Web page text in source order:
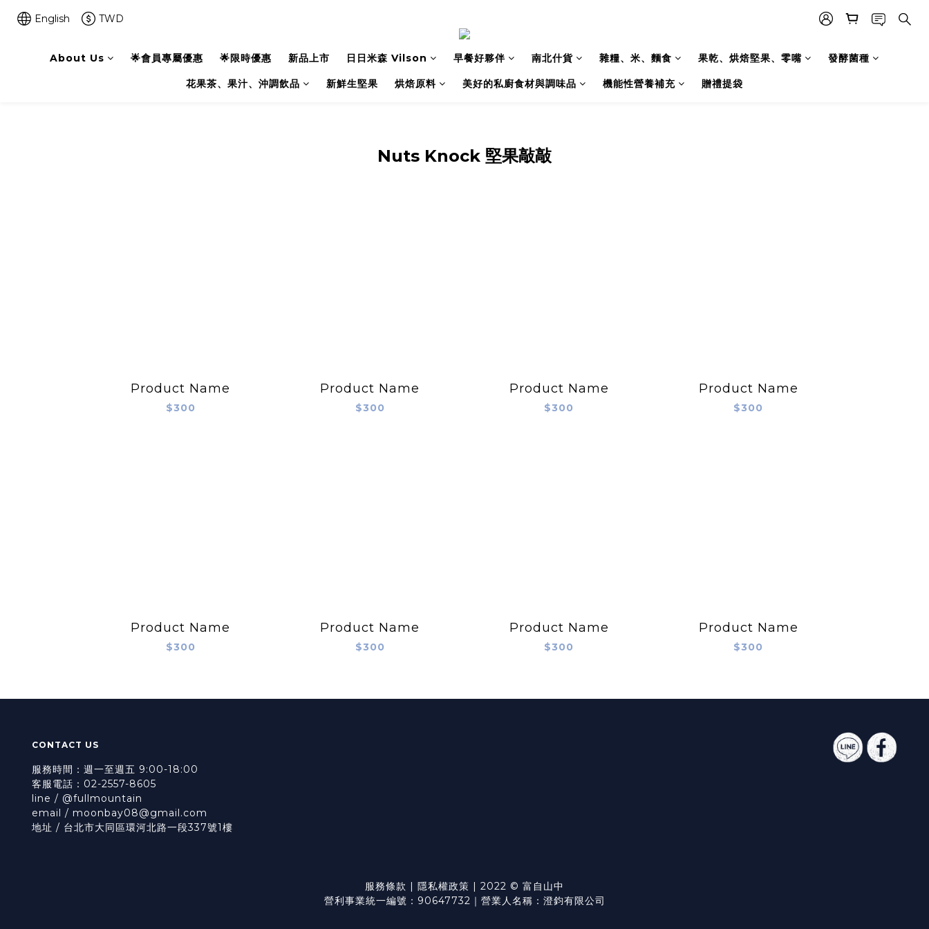
English TWD
About Us 🌟會員專屬優惠 🌟限時優惠 新品上市 日日米森 Vilson 早餐好夥伴 南北什貨 雜糧、米、麵食 果乾、烘焙堅果、零嘴 發酵菌種
花果茶、果汁、沖調飲品 新鮮生堅果 烘焙原料 美好的私廚食材與調味品 機能性營養補充 贈禮提袋
Nuts Knock 堅果敲敲
Product Name
$300
Product Name
$300
Product Name
$300
Product Name
$300
Product Name
$300
Product Name
$300
Product Name
$300
Product Name
$300
CONTACT US
服務時間：週一至週五 9:00-18:00
客服電話：02-2557-8605
line / @fullmountain
email / moonbay08@gmail.com
地址 / 台北市大同區環河北路一段337號1樓
服務條款 | 隱私權政策 | 2022 © 富自山中
營利事業統一編號：90647732｜營業人名稱：澄鈞有限公司